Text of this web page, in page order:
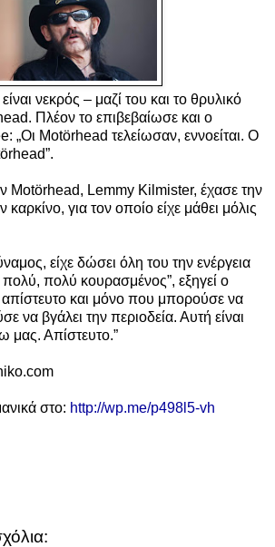
νεκρός – μαζί του και το θρυλικό
Πλέον το επιβεβαίωσε και ο
„Οι Motörhead τελείωσαν, εννοείται. Ο
Motörhead, Lemmy Kilmister, έχασε την
καρκίνο, για τον οποίο είχε μάθει μόλις
είχε δώσει όλη του την ενέργεια
πολύ κουρασμένος”, εξηγεί ο
απίστευτο και μόνο που μπορούσε να
να βγάλει την περιοδεία. Αυτή είναι
μας. Απίστευτο.”
στο: http://wp.me/p498l5-vh